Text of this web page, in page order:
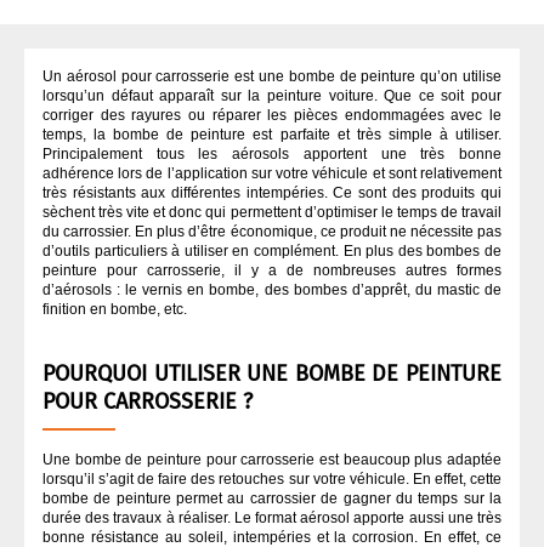
ASPIRATION CARROSSERIE
CODE COULEUR PEINTURE
COLLES
DÉGRAISSANT CARROSSERIE
DURCISSEUR
MASQUAGE CARROSSERIE
Un aérosol pour carrosserie est une bombe de peinture qu’on utilise
lorsqu’un défaut apparaît sur la peinture voiture. Que ce soit pour
corriger des rayures ou réparer les pièces endommagées avec le
temps, la bombe de peinture est parfaite et très simple à utiliser.
Principalement tous les aérosols apportent une très bonne
adhérence lors de l’application sur votre véhicule et sont relativement
très résistants aux différentes intempéries. Ce sont des produits qui
sèchent très vite et donc qui permettent d’optimiser le temps de travail
du carrossier. En plus d’être économique, ce produit ne nécessite pas
d’outils particuliers à utiliser en complément. En plus des bombes de
peinture pour carrosserie, il y a de nombreuses autres formes
d’aérosols : le vernis en bombe, des bombes d’apprêt, du mastic de
finition en bombe, etc.
POURQUOI UTILISER UNE BOMBE DE PEINTURE
POUR CARROSSERIE ?
Une bombe de peinture pour carrosserie est beaucoup plus adaptée
lorsqu’il s’agit de faire des retouches sur votre véhicule. En effet, cette
bombe de peinture permet au carrossier de gagner du temps sur la
durée des travaux à réaliser. Le format aérosol apporte aussi une très
bonne résistance au soleil, intempéries et la corrosion. En effet, ce